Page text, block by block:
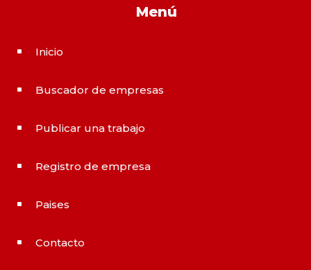
Menú
^ Inicio
^ Buscador de empresas
^ Publicar una trabajo
^ Registro de empresa
^ Paises
^ Contacto